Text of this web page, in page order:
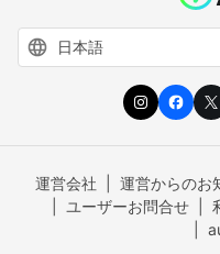
運営会社 運営からのお
ユーザーお問合せ